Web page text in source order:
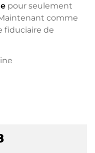
pour seulement
comme
fiduciaire de